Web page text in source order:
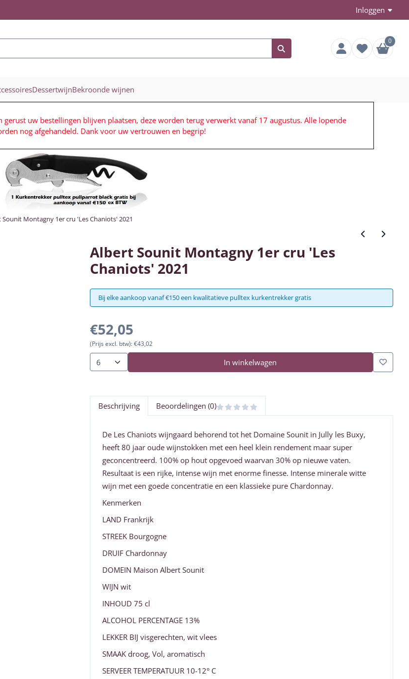
Inloggen
0
DessertwijnBekroonde wijnen
uw bestellingen blijven plaatsen, deze worden terug verwerkt vanaf 17 augustus. Alle lopende
nog afgehandeld. Dank voor uw vertrouwen en begrip!
Sounit Montagny 1er cru 'Les Chaniots' 2021
Albert Sounit Montagny 1er cru 'Les
Chaniots' 2021
Bij elke aankoop vanaf €150 een kwalitatieve pulltex kurkentrekker gratis
€52,05
(Prijs excl. btw): €43,02
Aantal In winkelwagen
Beschrijving Beoordelingen (0)
De Les Chaniots wijngaard behorend tot het Domaine Sounit in Jully les Buxy,
heeft 80 jaar oude wijnstokken met een heel klein rendement maar super
geconcentreerd. 100% op hout opgevoed waarvan 30% op nieuwe vaten.
Resultaat is een rijke, intense wijn met enorme finesse. Intense minerale witte
wijn met een goede concentratie en een klassieke pure Chardonnay.
Kenmerken
LAND Frankrijk
STREEK Bourgogne
DRUIF Chardonnay
DOMEIN Maison Albert Sounit
WIJN wit
INHOUD 75 cl
ALCOHOL PERCENTAGE 13%
LEKKER BIJ visgerechten, wit vlees
SMAAK droog, Vol, aromatisch
SERVEER TEMPERATUUR 10-12° C